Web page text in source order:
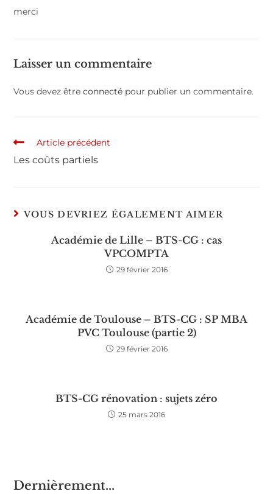
merci
Laisser un commentaire
Vous devez êtreconnecté pour publier un commentaire.
Article précédent
Les coûts partiels
VOUS DEVRIEZ ÉGALEMENT AIMER
Académie de Lille – BTS-CG : cas
VPCOMPTA
29 février 2016
Académie de Toulouse – BTS-CG : SP MBA
PVC Toulouse (partie 2)
29 février 2016
BTS-CG rénovation : sujets zéro
25 mars 2016
Dernièrement...